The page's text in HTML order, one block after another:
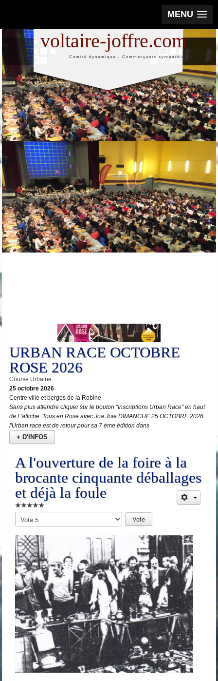
MENU
voltaire-joffre.com
Comité dynamique - Commerçants sympathiques
URBAN RACE OCTOBRE
ROSE 2026
Course Urbaine
25 octobre 2026
Centre ville et berges de la Robine
Sans plus attendre cliquer sur le bouton "Inscriptions Urban Race" en haut
de L'affiche. Tous en Rose avec Joa Joie DIMANCHE 25 OCTOBRE 2026
l'Urban race est de retour pour sa 7 ème édition dans
+ D'INFOS
A l'ouverture de la foire à la
brocante cinquante déballages
et déjà la foule
Veuillez
voter